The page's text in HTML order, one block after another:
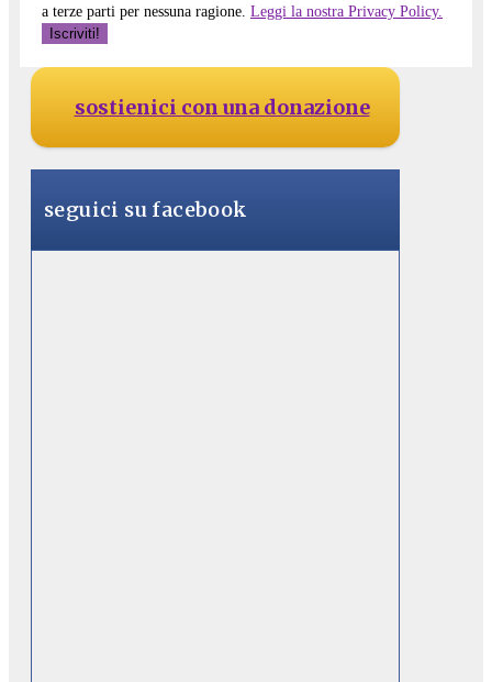
a terze parti per nessuna ragione. Leggi la nostra Privacy Policy.
sostienici con una donazione
seguici su facebook